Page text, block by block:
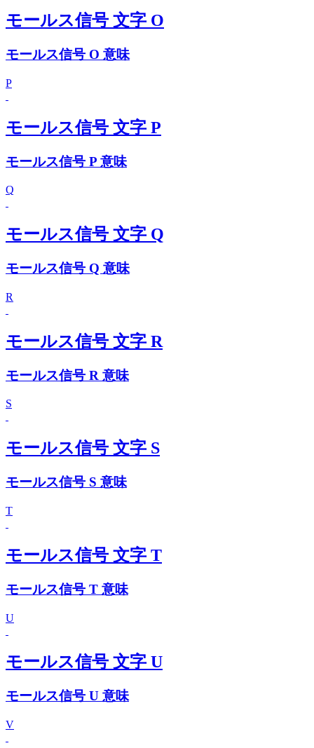
モールス信号 文字 O
モールス信号 O 意味
P
モールス信号 文字 P
モールス信号 P 意味
Q
モールス信号 文字 Q
モールス信号 Q 意味
R
モールス信号 文字 R
モールス信号 R 意味
S
モールス信号 文字 S
モールス信号 S 意味
T
モールス信号 文字 T
モールス信号 T 意味
U
モールス信号 文字 U
モールス信号 U 意味
V